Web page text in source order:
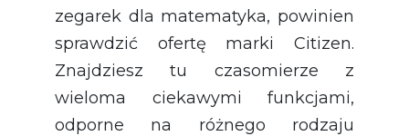
zegarek dla matematyka, powinien
sprawdzić ofertę marki Citizen.
Znajdziesz tu czasomierze z
wieloma ciekawymi funkcjami,
odporne na różnego rodzaju